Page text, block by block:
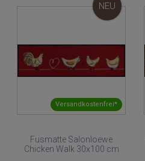
Versandkostenfrei*
NEU
Fusmatte Salonloewe
Chicken Walk 30x100 cm